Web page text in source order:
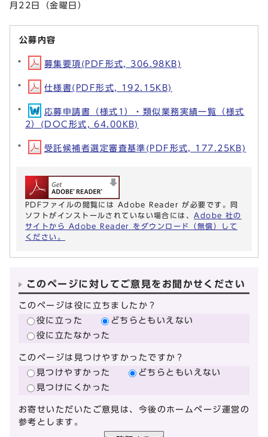
月22日（金曜日）
公募内容
募集要項(PDF形式, 306.98KB)
仕様書(PDF形式, 192.15KB)
応募申請書（様式1）・類似業務実績一覧（様式
2）(DOC形式, 64.00KB)
受託候補者選定審査基準(PDF形式, 177.25KB)
PDFファイルの閲覧には Adobe Reader が必要です。同
ソフトがインストールされていない場合には、 Adobe 社の
サイトから Adobe Reader をダウンロード（無償）して
ください。
このページに対してご意見をお聞かせください
このページは役に立ちましたか？
役に立った
どちらともいえない
役に立たなかった
このページは見つけやすかったですか？
見つけやすかった
どちらともいえない
見つけにくかった
お寄せいただいたご意見は、今後のホームページ運営の
参考とします。